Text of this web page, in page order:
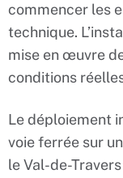
commencer les
technique.
mise en œuvre
conditions
Le déploiement
voie ferrée sur
le Val-de-